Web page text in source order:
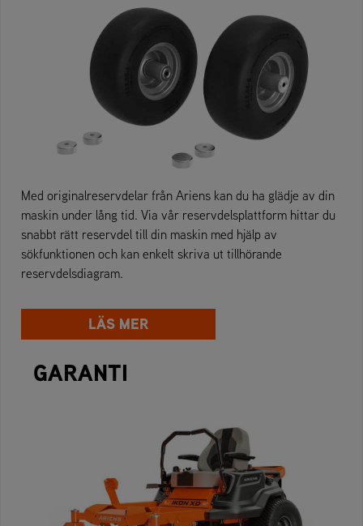
Med originalreservdelar från Ariens kan du ha glädje av din
maskin under lång tid. Via vår reservdelsplattform hittar du
snabbt rätt reservdel till din maskin med hjälp av
sökfunktionen och kan enkelt skriva ut tillhörande
reservdelsdiagram.
LÄS MER
GARANTI